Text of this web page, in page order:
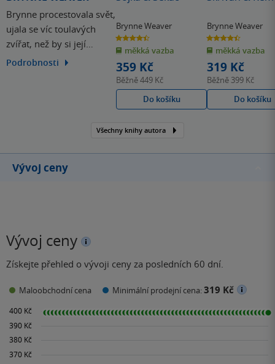
Brynne procestovala svět,
ujala se víc toulavých
zvířat, než by si její
manžel asi přál, a v
Podrobnosti
Brynne Weaver
4.4
z
5
hvězdiček
měkká vazba
359 Kč
Běžně449 Kč
Do košíku
Brynne Weaver
4.4
z
5
hvězdiček
měkká vazba
319 Kč
Běžně 399 Kč
Do košíku
Všechny knihy autora
Vývoj ceny
Vývoj ceny
Získejte přehled o vývoji ceny za posledních 60 dní.
Maloobchodní cena Minimální prodejní cena:319 Kč